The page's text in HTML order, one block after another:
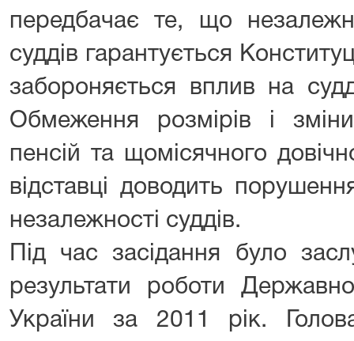
передбачає те, що
суддів гарантується
забороняється вплив на
Обмеження розмірів і
пенсій та щомісячного
відставці доводить
незалежності суддів.
Під час засідання було
результати роботи
України за 2011 рік.